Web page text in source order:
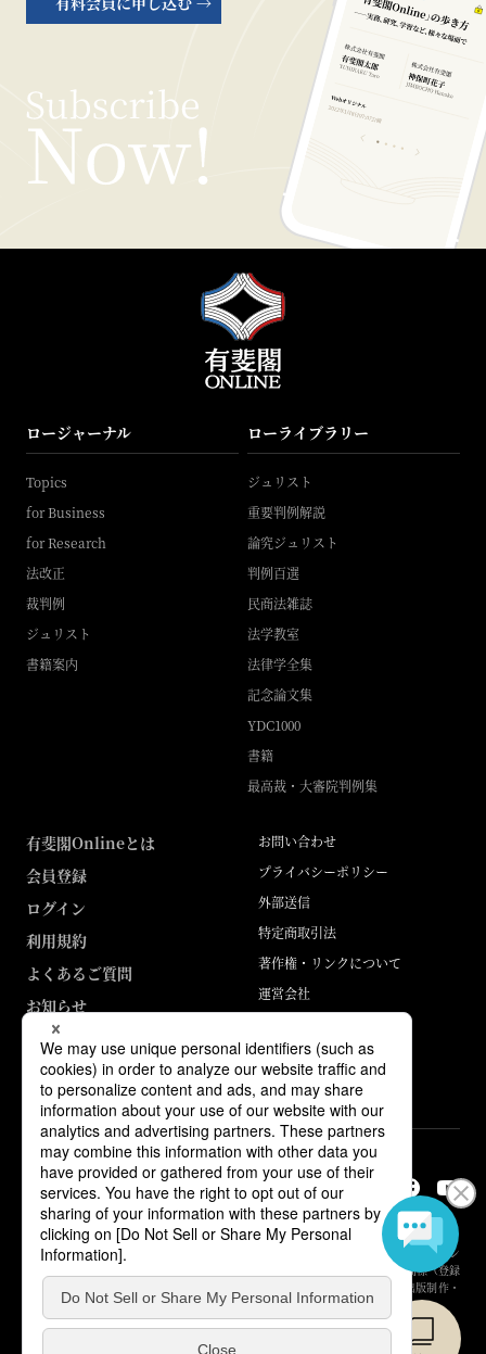
ロージャーナル
Topics
for Business
for Research
法改正
裁判例
ジュリスト
書籍案内
ローライブラリー
ジュリスト
重要判例解説
論究ジュリスト
判例百選
民商法雑誌
法学教室
法律学全集
記念論文集
YDC1000
書籍
最高裁・大審院判例集
有斐閣Onlineとは
会員登録
ログイン
利用規約
よくあるご質問
お知らせ
お問い合わせ
プライバシーポリシー
外部送信
特定商取引法
著作権・リンクについて
運営会社
ABJマークは、この電子書店・電子書籍配信サービスが、著作権者からコン
テンツ使用許諾を得た正規版配信サービスであることを示す登録商標（登録
番号 第6091713号）です。詳しくは［ABJマーク］または［電子出版制作・
流通協議会］で検索してください。